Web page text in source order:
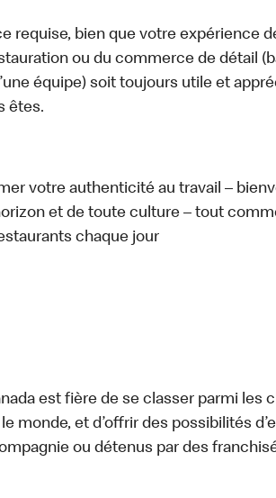
requise, bien que votre expérience
ou du commerce de détail
équipe) soit toujours utile et
êtes.
votre authenticité au travail –
et de toute culture – tout
chaque jour
est fière de se classer parmi les
monde, et d’offrir des possibilités
ou détenus par des